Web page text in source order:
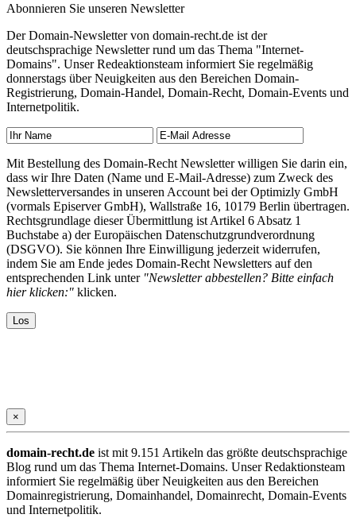
Abonnieren Sie unseren Newsletter
Der Domain-Newsletter von domain-recht.de ist der
deutschsprachige Newsletter rund um das Thema "Internet-
Domains". Unser Redeaktionsteam informiert Sie regelmäßig
donnerstags über Neuigkeiten aus den Bereichen Domain-
Registrierung, Domain-Handel, Domain-Recht, Domain-Events und
Internetpolitik.
Mit Bestellung des Domain-Recht Newsletter willigen Sie darin ein,
dass wir Ihre Daten (Name und E-Mail-Adresse) zum Zweck des
Newsletterversandes in unseren Account bei der Optimizly GmbH
(vormals Episerver GmbH), Wallstraße 16, 10179 Berlin übertragen.
Rechtsgrundlage dieser Übermittlung ist Artikel 6 Absatz 1
Buchstabe a) der Europäischen Datenschutzgrundverordnung
(DSGVO). Sie können Ihre Einwilligung jederzeit widerrufen,
indem Sie am Ende jedes Domain-Recht Newsletters auf den
entsprechenden Link unter "Newsletter abbestellen? Bitte einfach
hier klicken:" klicken.
×
domain-recht.de ist mit 9.151 Artikeln das größte deutschsprachige
Blog rund um das Thema Internet-Domains. Unser Redaktionsteam
informiert Sie regelmäßig über Neuigkeiten aus den Bereichen
Domainregistrierung, Domainhandel, Domainrecht, Domain-Events
und Internetpolitik.